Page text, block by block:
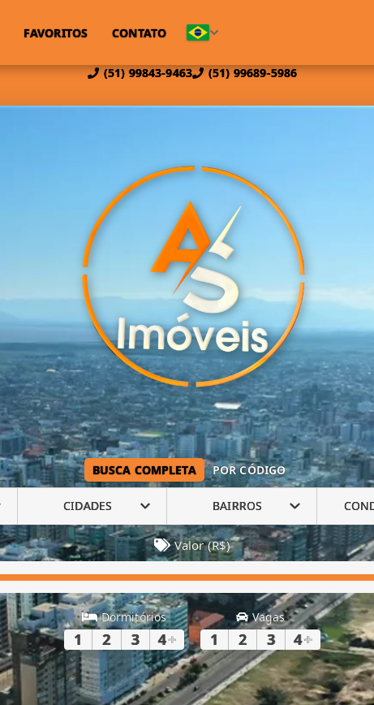
(51) 99843-9463 (51) 99689-5986
FAVORITOS CONTATO
BUSCA COMPLETA POR CÓDIGO
CIDADES BAIRROS
Valor (R$)
Dormitórios
1 2 3 4+
Vagas
1 2 3 4+